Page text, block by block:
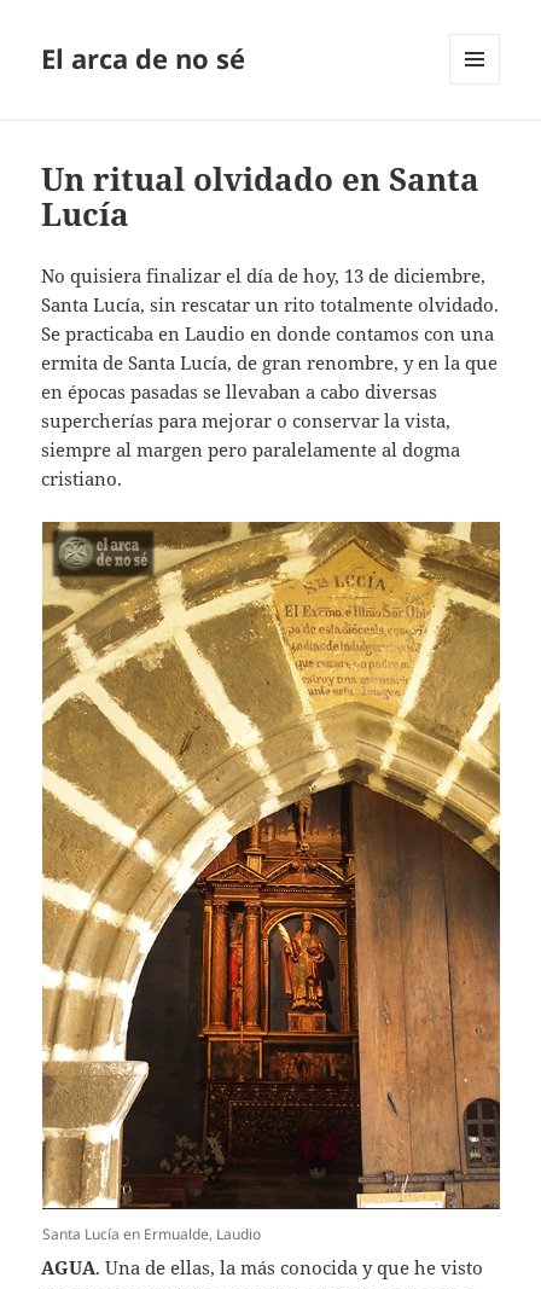
El arca de no sé
Un ritual olvidado en Santa
Lucía
No quisiera finalizar el día de hoy, 13 de diciembre,
Santa Lucía, sin rescatar un rito totalmente olvidado.
Se practicaba en Laudio en donde contamos con una
ermita de Santa Lucía, de gran renombre, y en la que
en épocas pasadas se llevaban a cabo diversas
supercherías para mejorar o conservar la vista,
siempre al margen pero paralelamente al dogma
cristiano.
Santa Lucía en Ermualde, Laudio
AGUA. Una de ellas, la más conocida y que he visto